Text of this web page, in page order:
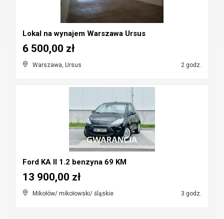
Lokal na wynajem Warszawa Ursus
Warszawa, Ursus 2 godz.
6 500,00 zł
Ford KA II 1.2 benzyna 69 KM
Mikołów/ mikołowski/ śląskie 3 godz.
13 900,00 zł